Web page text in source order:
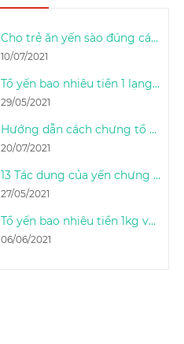
Cho trẻ ăn yến sào đúng cách & liều lượng sử dụng yến sào cho trẻ em
10/07/2021
Tổ yến bao nhiêu tiền 1 lạng (100g) - 1 Lạng yến thô được bao nhiêu tổ
29/05/2021
Hướng dẫn cách chưng tổ yến sào tươi ngon đúng cách tại nhà - Thọ An Nest
20/07/2021
13 Tác dụng của yến chưng & cách phát huy công dụng của tổ yến chưng
27/05/2021
Tổ yến bao nhiêu tiền 1kg và bao nhiêu tổ yến được 1kg
06/06/2021